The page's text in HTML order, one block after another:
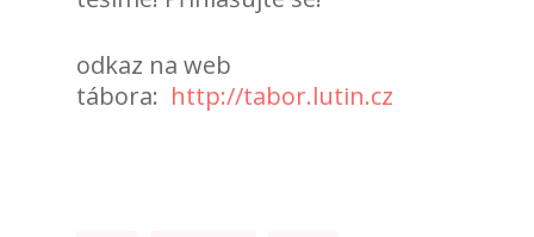
odkaz na web
tábora: http://tabor.lutin.cz